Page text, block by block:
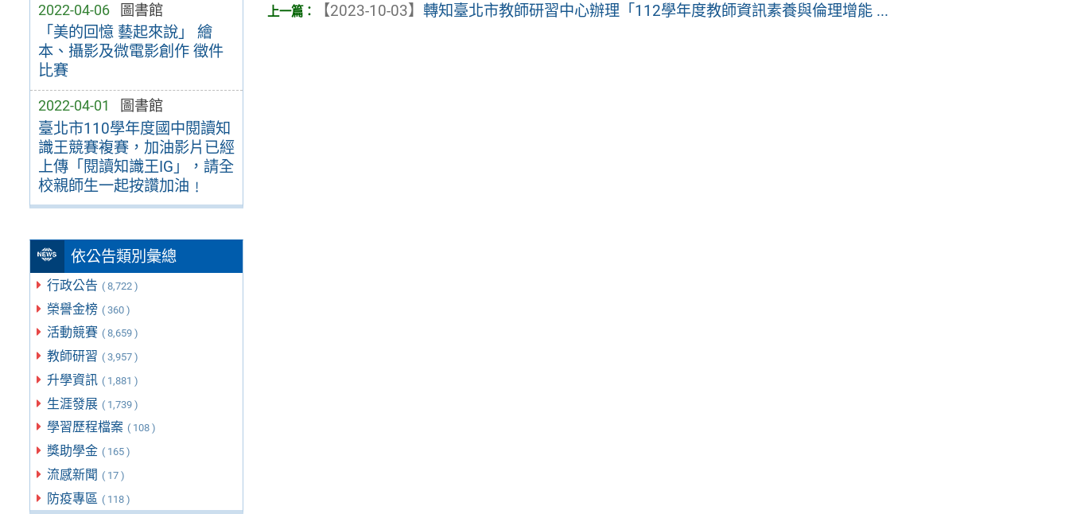
2022-04-06 圖書館
「美的回憶 藝起來說」 繪
本、攝影及微電影創作 徵件
比賽
2022-04-01 圖書館
臺北市110學年度國中閱讀知
識王競賽複賽，加油影片已經
上傳「閱讀知識王IG」，請全
校親師生一起按讚加油﹗
依公告類別彙總
行政公告 ( 8,722 )
榮譽金榜 ( 360 )
活動競賽 ( 8,659 )
教師研習 ( 3,957 )
升學資訊 ( 1,881 )
生涯發展 ( 1,739 )
學習歷程檔案 ( 108 )
獎助學金 ( 165 )
流感新聞 ( 17 )
防疫專區 ( 118 )
【2023-10-03】轉知臺北市教師研習中心辦理「112學年度教師資訊素養與倫理增能 ...